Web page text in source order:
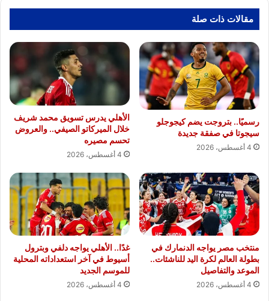
مقالات ذات صلة
رسميًا.. بتروجت يضم كيجوجلو
سيجوتا في صفقة جديدة
4 أغسطس، 2026
الأهلي يدرس تسويق محمد شريف
خلال الميركاتو الصيفي.. والعروض
تحسم مصيره
4 أغسطس، 2026
منتخب مصر يواجه الدنمارك في
بطولة العالم لكرة اليد للناشئات..
الموعد والتفاصيل
4 أغسطس، 2026
غدًا.. الأهلي يواجه دلفي وبترول
أسيوط في آخر استعداداته المحلية
للموسم الجديد
4 أغسطس، 2026